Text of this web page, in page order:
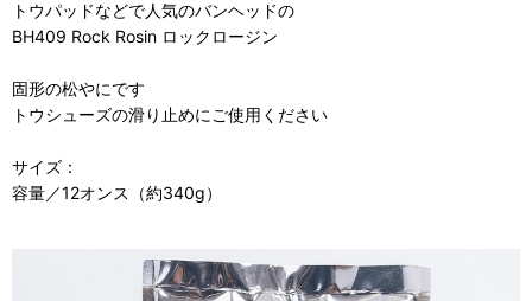
トウパッドなどで人気のバンヘッドの
BH409 Rock Rosin ロックロージン
固形の松やにです
トウシューズの滑り止めにご使用ください
サイズ：
容量／12オンス（約340g）